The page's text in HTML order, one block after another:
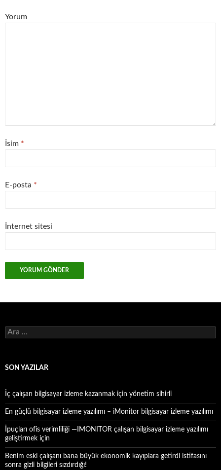
Yorum
İsim *
E-posta *
İnternet sitesi
A
r
a
SON YAZILAR
İç çalışan bilgisayar izleme kazanmak için yönetim sihirli
En güçlü bilgisayar izleme yazılımı – iMonitor bilgisayar izleme yazılımı
İpuçları ofis verimliliği —IMONITOR çalışan bilgisayar izleme yazılımı
geliştirmek için
Benim eski çalışanı bana büyük ekonomik kayıplara getirdi istifasını
sonra gizli bilgileri sızdırdığı!